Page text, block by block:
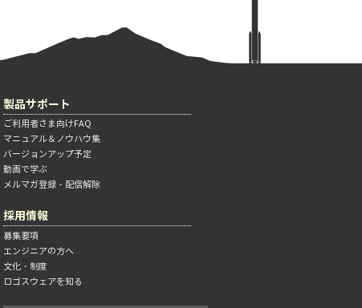
製品サポート
ご利用者さま向けFAQ
マニュアル＆ノウハウ集
バージョンアップ予定
動画で学ぶ
メルマガ登録・配信解除
採用情報
募集要項
エンジニアの方へ
文化・制度
ロゴスウェアを知る